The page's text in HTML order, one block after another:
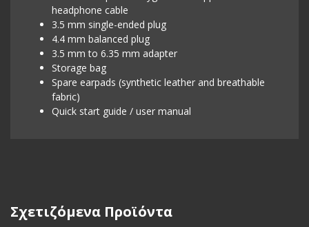
headphone cable
3.5 mm single-ended plug
4.4 mm balanced plug
3.5 mm to 6.35 mm adapter
Storage bag
Spare earpads (synthetic leather and breathable
fabric)
Quick start guide / user manual
Σχετιζόμενα Προϊόντα